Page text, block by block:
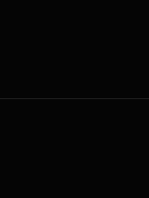
comunicação